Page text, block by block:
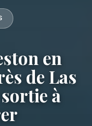
en
de Las
à